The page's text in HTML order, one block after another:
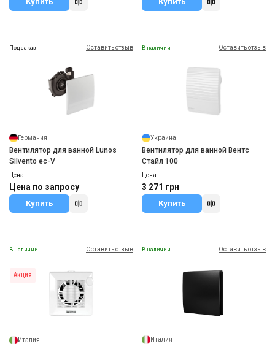
Под заказ Оставить отзыв
Германия
Вентилятор для ванной Lunos
Silvento ec-V
Цена
Цена по запросу
Купить
В наличии Оставить отзыв
Украина
Вентилятор для ванной Вентс
Стайл 100
Цена
3 271 грн
Купить
В наличии Оставить отзыв
Акция
Италия
В наличии Оставить отзыв
Италия